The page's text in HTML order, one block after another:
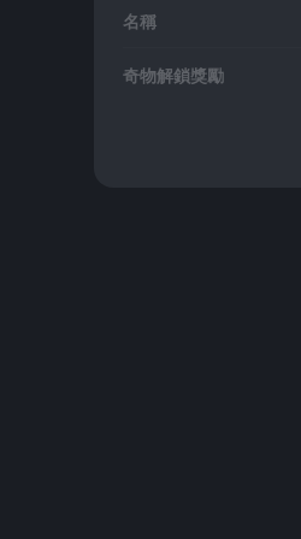
名稱
奇物解鎖獎勵